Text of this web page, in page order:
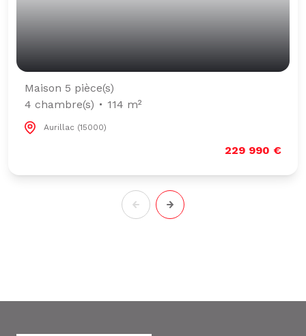
Maison 5 pièce(s)
4 chambre(s)
114 m²
Aurillac (15000)
229 990 €